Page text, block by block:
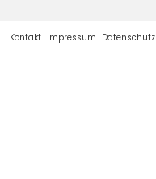
Kontakt Impressum Datenschutz